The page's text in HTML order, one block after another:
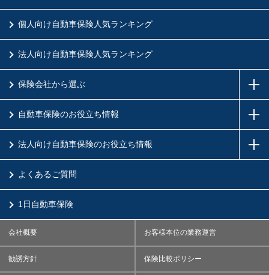
個人向け自動車保険人気ランキング
法人向け自動車保険人気ランキング
保険会社から選ぶ
自動車保険のお役立ち情報
法人向け自動車保険のお役立ち情報
よくあるご質問
1日自動車保険
会社概要 お客様本位の業務運営
勧誘方針 保険比較ポリシー